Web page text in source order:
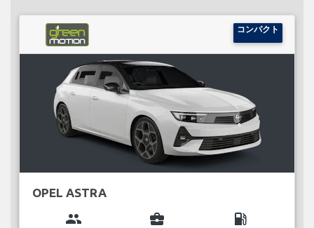
コンパクト
OPEL ASTRA
group business_center local_gas_station